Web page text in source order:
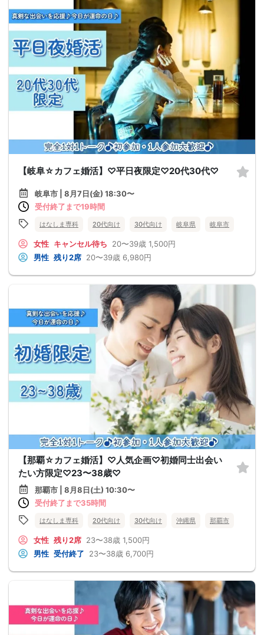
【岐阜☆カフェ婚活】♡平日夜限定♡20代30代♡
岐阜市 | 8月7日(金) 18:30〜
受付終了まで19時間
はなしま専科 20代向け 30代向け 岐阜県 岐阜市
女性 キャンセル待ち 20〜39歳 1,500円
男性 残り2席 20〜39歳 6,980円
【那覇☆カフェ婚活】♡人気企画♡初婚同士出会い
たい方限定♡23〜38歳♡
那覇市 | 8月8日(土) 10:30〜
受付終了まで35時間
はなしま専科 20代向け 30代向け 沖縄県 那覇市
女性 残り2席 23〜38歳 1,500円
男性 受付終了 23〜38歳 6,700円